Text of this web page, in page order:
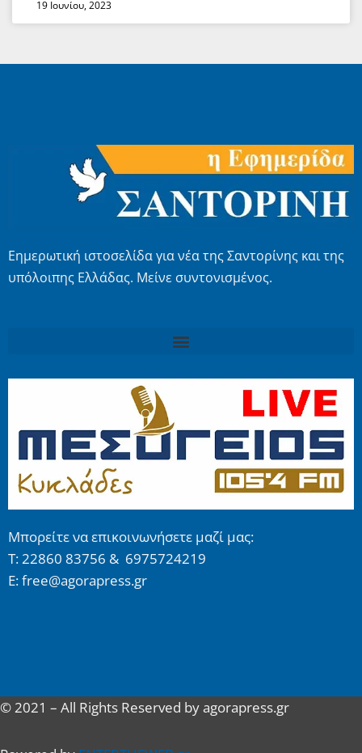
19 Ιουνίου, 2023
Εημερωτική ιστοσελίδα για νέα της Σαντορίνης και της
υπόλοιπης Ελλάδας. Μείνε συντονισμένος.
Μπορείτε να επικοινωνήσετε μαζί μας:
Τ: 22860 83756 & 6975724219
E: free@agorapress.gr
© 2021 – All Rights Reserved by agorapress.gr